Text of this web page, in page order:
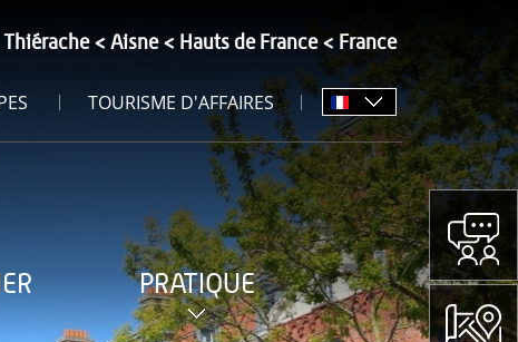
Thiérache Aisne Hauts de France France
TOURISME D'AFFAIRES
PRATIQUE